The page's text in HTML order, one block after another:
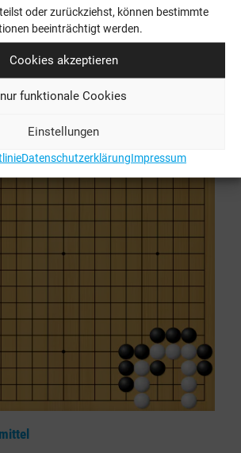
oder zurückziehst, können bestimmte
beeinträchtigt werden.
Cookies akzeptieren
nur funktionale Cookies
Einstellungen
DatenschutzerklärungImpressum